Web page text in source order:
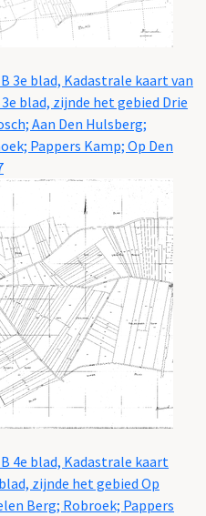
3e blad, Kadastrale kaart van
blad, zijnde het gebied Drie
Aan Den Hulsberg;
Pappers Kamp; Op Den
4e blad, Kadastrale kaart
zijnde het gebied Op
Berg; Robroek; Pappers